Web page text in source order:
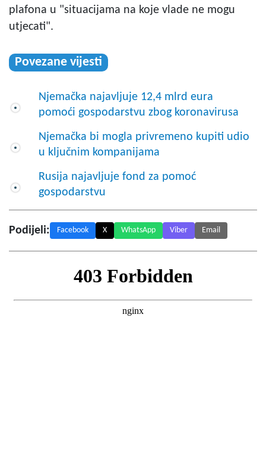
plafona u "situacijama na koje vlade ne mogu
utjecati".
Povezane vijesti
Njemačka najavljuje 12,4 mlrd eura
pomoći gospodarstvu zbog koronavirusa
Njemačka bi mogla privremeno kupiti udio
u ključnim kompanijama
Rusija najavljuje fond za pomoć
gospodarstvu
Podijeli: Facebook X WhatsApp Viber Email